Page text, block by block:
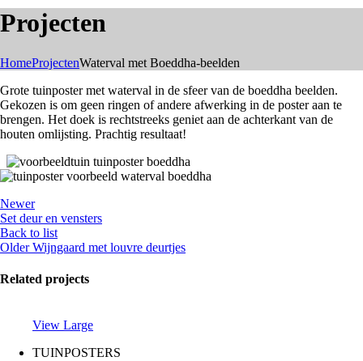
Projecten
HomeProjectenWaterval met Boeddha-beelden
Grote tuinposter met waterval in de sfeer van de boeddha beelden.
Gekozen is om geen ringen of andere afwerking in de poster aan te
brengen. Het doek is rechtstreeks geniet aan de achterkant van de
houten omlijsting. Prachtig resultaat!
Newer
Set deur en vensters
Back to list
Older Wijngaard met louvre deurtjes
Related projects
View Large
TUINPOSTERS